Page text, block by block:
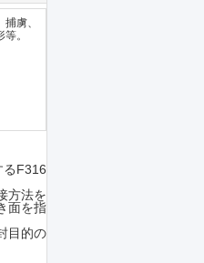
虜、
。
るF316
方法を
面を指
目的の